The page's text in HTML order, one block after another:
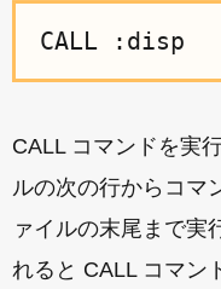
CALL :disp
CALL コマンドを実
ルの次の行からコマ
ァイルの末尾まで実
れると CALL コマン